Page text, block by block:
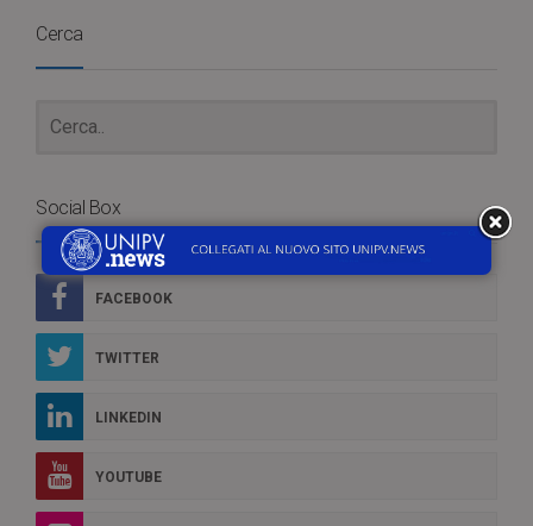
Cerca
Social Box
FACEBOOK
TWITTER
LINKEDIN
YOUTUBE